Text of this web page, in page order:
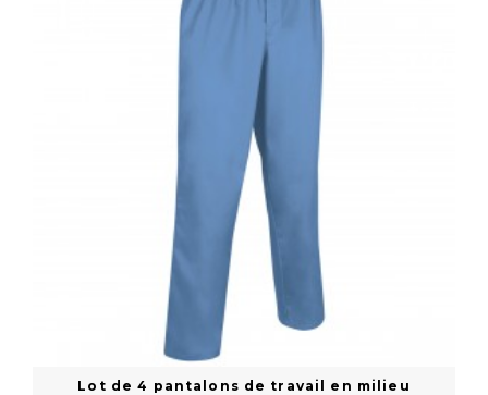
Lot de 4 pantalons de travail en milieu